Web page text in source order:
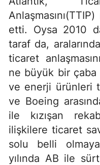
etti. Oysa 2010
taraf da,
ticaret
ne büyük bir
ve enerji ürünleri
ve Boeing
ile kızışan
ilişkilere ticaret
solu belli
yılında AB ile